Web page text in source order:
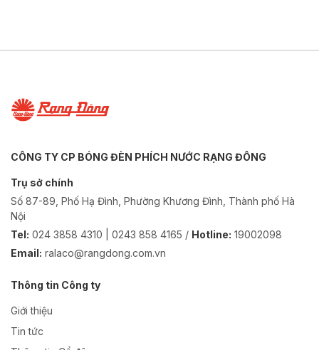
CÔNG TY CP BÓNG ĐÈN PHÍCH NƯỚC RẠNG ĐÔNG
Trụ sở chính
Số 87-89, Phố Hạ Đình, Phường Khương Đình, Thành phố Hà
Nội
Tel: 024 3858 4310 | 0243 858 4165 / Hotline: 19002098
Email: ralaco@rangdong.com.vn
Thông tin Công ty
Giới thiệu
Tin tức